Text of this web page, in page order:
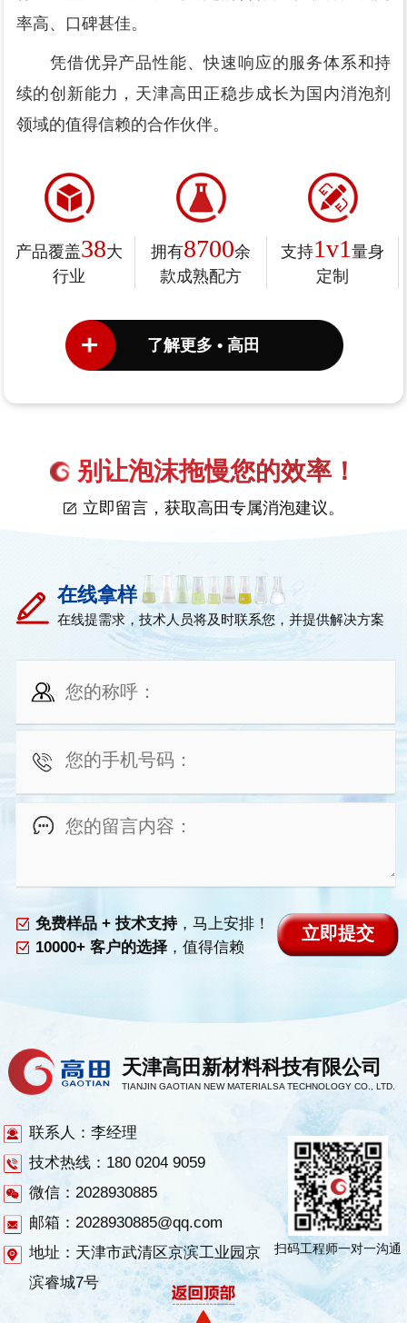
率高、口碑甚佳。
凭借优异产品性能、快速响应的服务体系和持
续的创新能力，天津高田正稳步成长为国内消泡剂
领域的值得信赖的合作伙伴。
产品覆盖38大
行业
拥有8700余
款成熟配方
支持1v1 量身
定制
了解更多 • 高田
别让泡沫拖慢您的效率！
立即留言，获取高田专属消泡建议。
在线拿样
在线提需求，技术人员将及时联系您，并提供解决方案
免费样品 + 技术支持，马上安排！
10000+ 客户的选择，值得信赖
天津高田新材料科技有限公司
TIANJIN GAOTIAN NEW MATERIALSA TECHNOLOGY CO., LTD.
联系人：李经理
技术热线：180 0204 9059
微信：2028930885
邮箱：2028930885@qq.com
地址：天津市武清区京滨工业园京
滨睿城7号
扫码工程师一对一沟通